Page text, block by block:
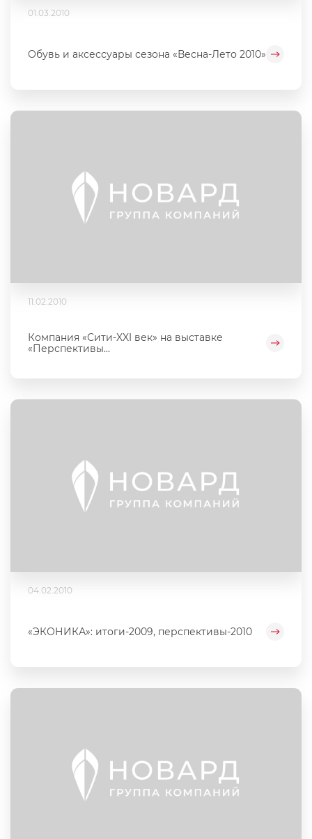
01.03.2010
Обувь и аксессуары сезона «Весна-Лето 2010»
11.02.2010
Компания «Сити-XXI век» на выставке
«Перспективы...
04.02.2010
«ЭКОНИКА»: итоги-2009, перспективы-2010